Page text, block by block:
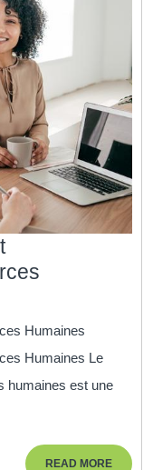
Humaines
Humaines Le
humaines est une
READ MOREREAD